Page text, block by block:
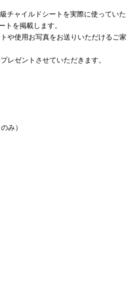
チャイルドシートを実際に使っていた
を掲載します。
や使用お写真をお送りいただけるご家
レゼントさせていただきます。
み）